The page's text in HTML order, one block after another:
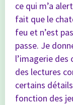
ce qui m’a
fait que le
feu et n’est
passe. Je
l’imagerie
des lectures
certains
fonction des